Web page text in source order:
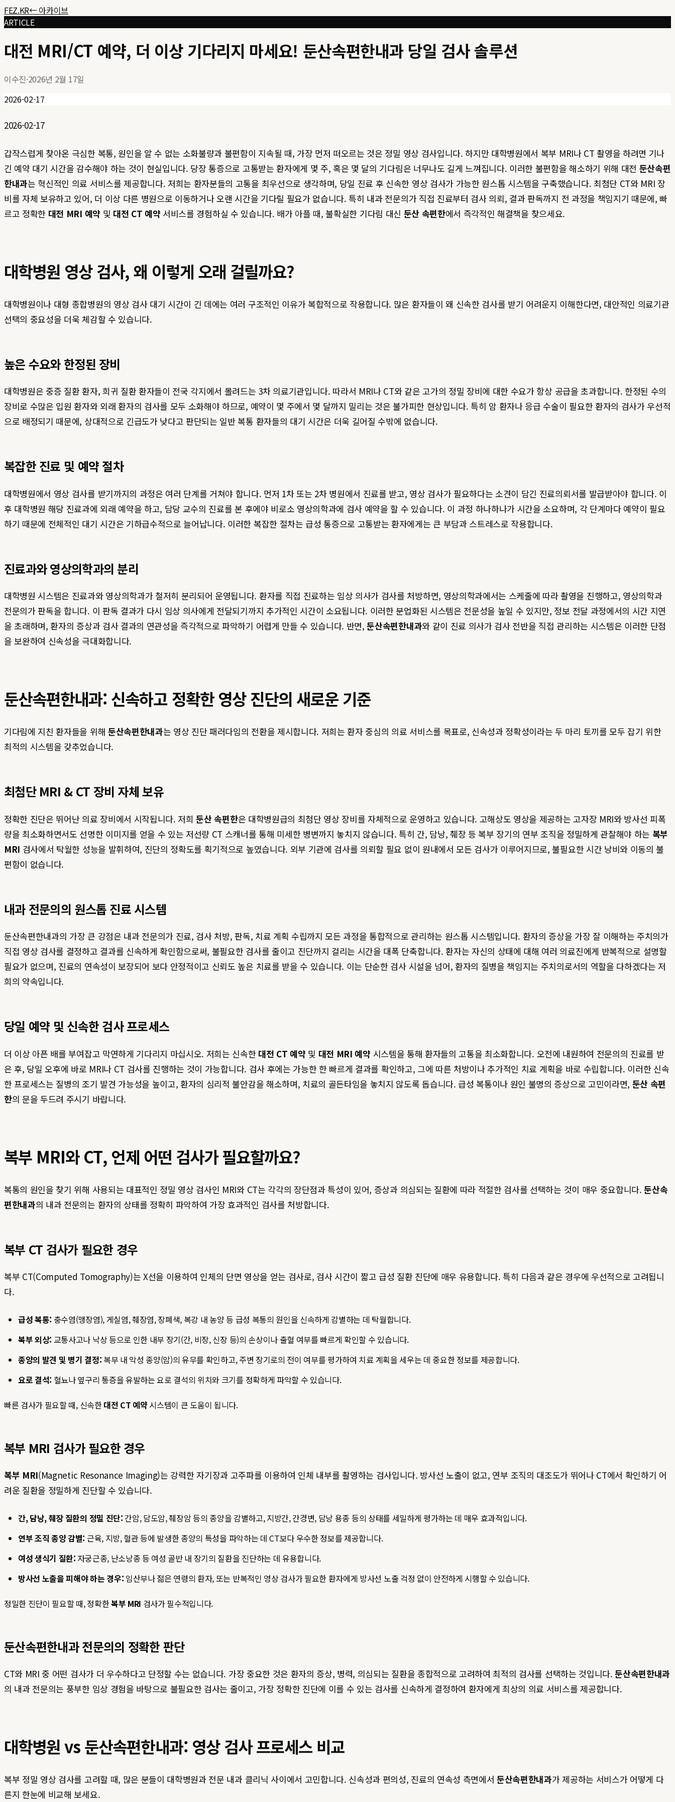
FEZ.KR← 아카이브
ARTICLE
대전 MRI/CT 예약, 더 이상 기다리지 마세요! 둔산속편한내과 당일 검사 솔루션
이수진·2026년 2월 17일
2026-02-17
2026-02-17
갑작스럽게 찾아온 극심한 복통, 원인을 알 수 없는 소화불량과 불편함이 지속될 때, 가장 먼저 떠오르는 것은 정밀 영상 검사입니다. 하지만 대학병원에서 복부 MRI나 CT 촬영을 하려면 기나
긴 예약 대기 시간을 감수해야 하는 것이 현실입니다. 당장 통증으로 고통받는 환자에게 몇 주, 혹은 몇 달의 기다림은 너무나도 길게 느껴집니다. 이러한 불편함을 해소하기 위해 대전 둔산속편
한내과는 혁신적인 의료 서비스를 제공합니다. 저희는 환자분들의 고통을 최우선으로 생각하며, 당일 진료 후 신속한 영상 검사가 가능한 원스톱 시스템을 구축했습니다. 최첨단 CT와 MRI 장
비를 자체 보유하고 있어, 더 이상 다른 병원으로 이동하거나 오랜 시간을 기다릴 필요가 없습니다. 특히 내과 전문의가 직접 진료부터 검사 의뢰, 결과 판독까지 전 과정을 책임지기 때문에, 빠
르고 정확한 대전 MRI 예약 및 대전 CT 예약 서비스를 경험하실 수 있습니다. 배가 아플 때, 불확실한 기다림 대신 둔산 속편한에서 즉각적인 해결책을 찾으세요.
대학병원 영상 검사, 왜 이렇게 오래 걸릴까요?
대학병원이나 대형 종합병원의 영상 검사 대기 시간이 긴 데에는 여러 구조적인 이유가 복합적으로 작용합니다. 많은 환자들이 왜 신속한 검사를 받기 어려운지 이해한다면, 대안적인 의료기관
선택의 중요성을 더욱 체감할 수 있습니다.
높은 수요와 한정된 장비
대학병원은 중증 질환 환자, 희귀 질환 환자들이 전국 각지에서 몰려드는 3차 의료기관입니다. 따라서 MRI나 CT와 같은 고가의 정밀 장비에 대한 수요가 항상 공급을 초과합니다. 한정된 수의
장비로 수많은 입원 환자와 외래 환자의 검사를 모두 소화해야 하므로, 예약이 몇 주에서 몇 달까지 밀리는 것은 불가피한 현상입니다. 특히 암 환자나 응급 수술이 필요한 환자의 검사가 우선적
으로 배정되기 때문에, 상대적으로 긴급도가 낮다고 판단되는 일반 복통 환자들의 대기 시간은 더욱 길어질 수밖에 없습니다.
복잡한 진료 및 예약 절차
대학병원에서 영상 검사를 받기까지의 과정은 여러 단계를 거쳐야 합니다. 먼저 1차 또는 2차 병원에서 진료를 받고, 영상 검사가 필요하다는 소견이 담긴 진료의뢰서를 발급받아야 합니다. 이
후 대학병원 해당 진료과에 외래 예약을 하고, 담당 교수의 진료를 본 후에야 비로소 영상의학과에 검사 예약을 할 수 있습니다. 이 과정 하나하나가 시간을 소요하며, 각 단계마다 예약이 필요
하기 때문에 전체적인 대기 시간은 기하급수적으로 늘어납니다. 이러한 복잡한 절차는 급성 통증으로 고통받는 환자에게는 큰 부담과 스트레스로 작용합니다.
진료과와 영상의학과의 분리
대학병원 시스템은 진료과와 영상의학과가 철저히 분리되어 운영됩니다. 환자를 직접 진료하는 임상 의사가 검사를 처방하면, 영상의학과에서는 스케줄에 따라 촬영을 진행하고, 영상의학과
전문의가 판독을 합니다. 이 판독 결과가 다시 임상 의사에게 전달되기까지 추가적인 시간이 소요됩니다. 이러한 분업화된 시스템은 전문성을 높일 수 있지만, 정보 전달 과정에서의 시간 지연
을 초래하며, 환자의 증상과 검사 결과의 연관성을 즉각적으로 파악하기 어렵게 만들 수 있습니다. 반면,둔산속편한내과와 같이 진료 의사가 검사 전반을 직접 관리하는 시스템은 이러한 단점
을 보완하여 신속성을 극대화합니다.
둔산속편한내과: 신속하고 정확한 영상 진단의 새로운 기준
기다림에 지친 환자들을 위해 둔산속편한내과는 영상 진단 패러다임의 전환을 제시합니다. 저희는 환자 중심의 의료 서비스를 목표로, 신속성과 정확성이라는 두 마리 토끼를 모두 잡기 위한
최적의 시스템을 갖추었습니다.
최첨단 MRI & CT 장비 자체 보유
정확한 진단은 뛰어난 의료 장비에서 시작됩니다. 저희둔산 속편한은 대학병원급의 최첨단 영상 장비를 자체적으로 운영하고 있습니다. 고해상도 영상을 제공하는 고자장 MRI와 방사선 피폭
량을 최소화하면서도 선명한 이미지를 얻을 수 있는 저선량 CT 스캐너를 통해 미세한 병변까지 놓치지 않습니다. 특히 간, 담낭, 췌장 등 복부 장기의 연부 조직을 정밀하게 관찰해야 하는 복부
MRI 검사에서 탁월한 성능을 발휘하여, 진단의 정확도를 획기적으로 높였습니다. 외부 기관에 검사를 의뢰할 필요 없이 원내에서 모든 검사가 이루어지므로, 불필요한 시간 낭비와 이동의 불
편함이 없습니다.
내과 전문의의 원스톱 진료 시스템
둔산속편한내과의 가장 큰 강점은 내과 전문의가 진료, 검사 처방, 판독, 치료 계획 수립까지 모든 과정을 통합적으로 관리하는 원스톱 시스템입니다. 환자의 증상을 가장 잘 이해하는 주치의가
직접 영상 검사를 결정하고 결과를 신속하게 확인함으로써, 불필요한 검사를 줄이고 진단까지 걸리는 시간을 대폭 단축합니다. 환자는 자신의 상태에 대해 여러 의료진에게 반복적으로 설명할
필요가 없으며, 진료의 연속성이 보장되어 보다 안정적이고 신뢰도 높은 치료를 받을 수 있습니다. 이는 단순한 검사 시설을 넘어, 환자의 질병을 책임지는 주치의로서의 역할을 다하겠다는 저
희의 약속입니다.
당일 예약 및 신속한 검사 프로세스
더 이상 아픈 배를 부여잡고 막연하게 기다리지 마십시오. 저희는 신속한 대전 CT 예약 및 대전 MRI 예약 시스템을 통해 환자들의 고통을 최소화합니다. 오전에 내원하여 전문의의 진료를 받
은 후, 당일 오후에 바로 MRI나 CT 검사를 진행하는 것이 가능합니다. 검사 후에는 가능한 한 빠르게 결과를 확인하고, 그에 따른 처방이나 추가적인 치료 계획을 바로 수립합니다. 이러한 신속
한 프로세스는 질병의 조기 발견 가능성을 높이고, 환자의 심리적 불안감을 해소하며, 치료의 골든타임을 놓치지 않도록 돕습니다. 급성 복통이나 원인 불명의 증상으로 고민이라면, 둔산 속편
한의 문을 두드려 주시기 바랍니다.
복부 MRI와 CT, 언제 어떤 검사가 필요할까요?
복통의 원인을 찾기 위해 사용되는 대표적인 정밀 영상 검사인 MRI와 CT는 각각의 장단점과 특성이 있어, 증상과 의심되는 질환에 따라 적절한 검사를 선택하는 것이 매우 중요합니다.둔산속
편한내과의 내과 전문의는 환자의 상태를 정확히 파악하여 가장 효과적인 검사를 처방합니다.
복부 CT 검사가 필요한 경우
복부 CT(Computed Tomography)는 X선을 이용하여 인체의 단면 영상을 얻는 검사로, 검사 시간이 짧고 급성 질환 진단에 매우 유용합니다. 특히 다음과 같은 경우에 우선적으로 고려됩니
다.
급성 복통: 충수염(맹장염), 게실염, 췌장염, 장폐색, 복강 내 농양 등 급성 복통의 원인을 신속하게 감별하는 데 탁월합니다.
복부 외상: 교통사고나 낙상 등으로 인한 내부 장기(간, 비장, 신장 등)의 손상이나 출혈 여부를 빠르게 확인할 수 있습니다.
종양의 발견 및 병기 결정: 복부 내 악성 종양(암)의 유무를 확인하고, 주변 장기로의 전이 여부를 평가하여 치료 계획을 세우는 데 중요한 정보를 제공합니다.
요로 결석: 혈뇨나 옆구리 통증을 유발하는 요로 결석의 위치와 크기를 정확하게 파악할 수 있습니다.
빠른 검사가 필요할 때, 신속한대전 CT 예약 시스템이 큰 도움이 됩니다.
복부 MRI 검사가 필요한 경우
복부 MRI(Magnetic Resonance Imaging)는 강력한 자기장과 고주파를 이용하여 인체 내부를 촬영하는 검사입니다. 방사선 노출이 없고, 연부 조직의 대조도가 뛰어나 CT에서 확인하기 어
려운 질환을 정밀하게 진단할 수 있습니다.
간, 담낭, 췌장 질환의 정밀 진단: 간암, 담도암, 췌장암 등의 종양을 감별하고, 지방간, 간경변, 담낭 용종 등의 상태를 세밀하게 평가하는 데 매우 효과적입니다.
연부 조직 종양 감별: 근육, 지방, 혈관 등에 발생한 종양의 특성을 파악하는 데 CT보다 우수한 정보를 제공합니다.
여성 생식기 질환: 자궁근종, 난소낭종 등 여성 골반 내 장기의 질환을 진단하는 데 유용합니다.
방사선 노출을 피해야 하는 경우: 임산부나 젊은 연령의 환자, 또는 반복적인 영상 검사가 필요한 환자에게 방사선 노출 걱정 없이 안전하게 시행할 수 있습니다.
정밀한 진단이 필요할 때, 정확한복부 MRI 검사가 필수적입니다.
둔산속편한내과 전문의의 정확한 판단
CT와 MRI 중 어떤 검사가 더 우수하다고 단정할 수는 없습니다. 가장 중요한 것은 환자의 증상, 병력, 의심되는 질환을 종합적으로 고려하여 최적의 검사를 선택하는 것입니다.둔산속편한내과
의 내과 전문의는 풍부한 임상 경험을 바탕으로 불필요한 검사는 줄이고, 가장 정확한 진단에 이를 수 있는 검사를 신속하게 결정하여 환자에게 최상의 의료 서비스를 제공합니다.
대학병원 vs 둔산속편한내과: 영상 검사 프로세스 비교
복부 정밀 영상 검사를 고려할 때, 많은 분들이 대학병원과 전문 내과 클리닉 사이에서 고민합니다. 신속성과 편의성, 진료의 연속성 측면에서둔산속편한내과가 제공하는 서비스가 어떻게 다
른지 한눈에 비교해 보세요.